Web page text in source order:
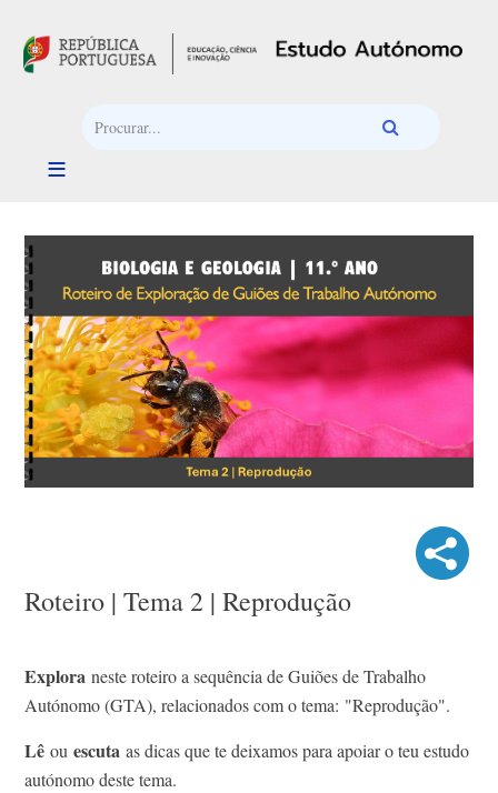
Roteiro | Tema 2 | Reprodução
Explora neste roteiro a sequência de Guiões de Trabalho
Autónomo (GTA), relacionados com o tema: "Reprodução".
Lê ou escuta as dicas que te deixamos para apoiar o teu estudo
autónomo deste tema.